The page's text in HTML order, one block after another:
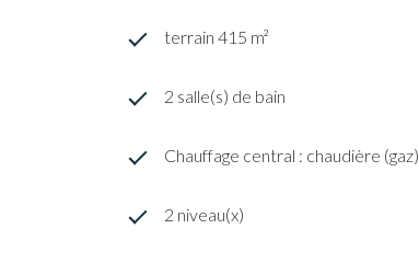
terrain 415 m²
2 salle(s) de bain
Chauffage central : chaudière (gaz)
2 niveau(x)